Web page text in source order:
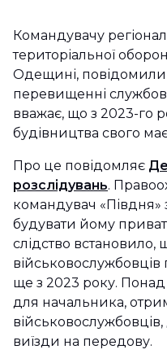
Командувачу
територіальної
Одещині, повідомили
перевищенні
вважає, що з 2023-го
будівництва свого
Про це повідомляє
розслідувань.
командувач «Півдня»
будувати йому
слідство встановило,
ще з 2023 року.
для начальника,
виїзди на передову.